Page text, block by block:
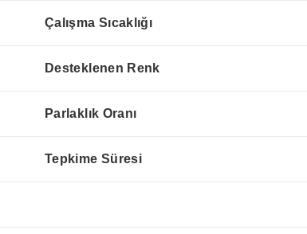
Çalışma Sıcaklığı
Desteklenen Renk
Parlaklık Oranı
Tepkime Süresi